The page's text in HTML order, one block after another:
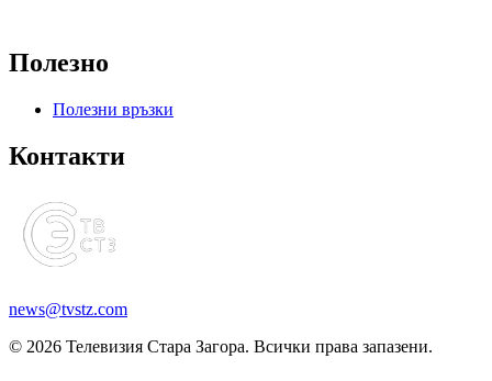
Полезно
Полезни връзки
Контакти
news@tvstz.com
© 2026 Телевизия Стара Загора. Всички права запазени.